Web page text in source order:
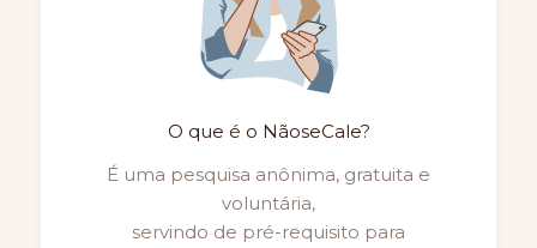
O que é o NãoseCale?
É uma pesquisa anônima, gratuita e
voluntária,
servindo de pré-requisito para